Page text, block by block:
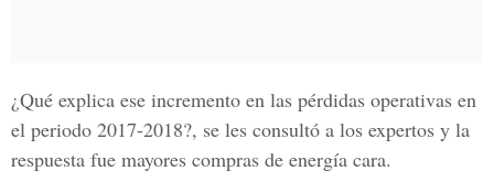
¿Qué explica ese incremento en las pérdidas operativas en
el periodo 2017-2018?, se les consultó a los expertos y la
respuesta fue mayores compras de energía cara.